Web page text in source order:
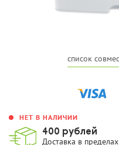
список
НЕТ В НАЛИЧИИ
400 рублей
Доставка в